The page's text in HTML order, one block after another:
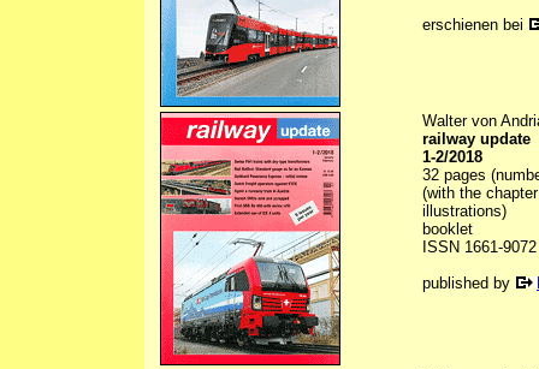
erschienen bei
Walter von
railway update
1-2/2018
32 pages
(with the
illustrations)
booklet
ISSN 1661-9072
published by